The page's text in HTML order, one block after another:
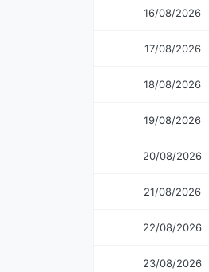
16/08/2026
17/08/2026
18/08/2026
19/08/2026
20/08/2026
21/08/2026
22/08/2026
23/08/2026